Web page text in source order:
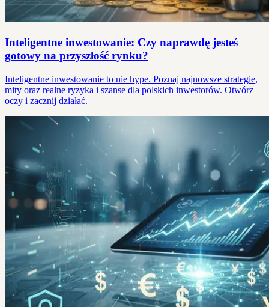
Inteligentne inwestowanie: Czy naprawdę jesteś
gotowy na przyszłość rynku?
Inteligentne inwestowanie to nie hype. Poznaj najnowsze strategie,
mity oraz realne ryzyka i szanse dla polskich inwestorów. Otwórz
oczy i zacznij działać.